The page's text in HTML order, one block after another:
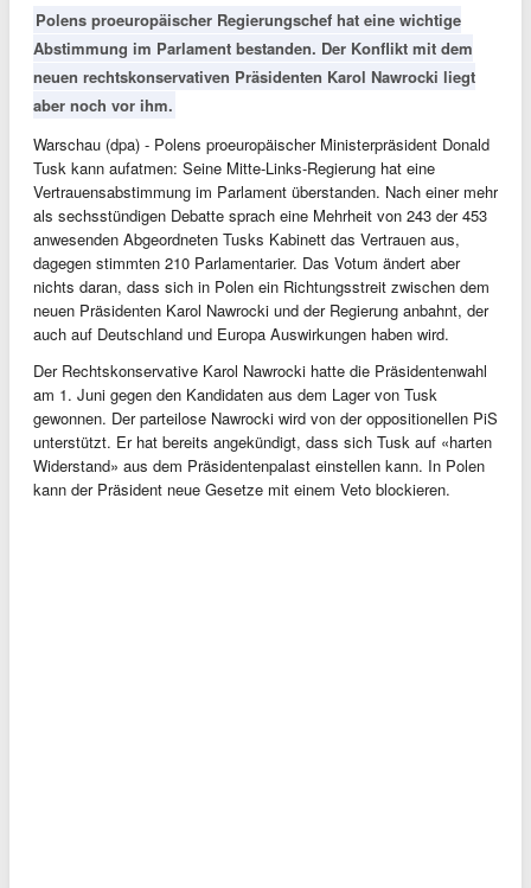
Polens proeuropäischer Regierungschef hat eine wichtige
Abstimmung im Parlament bestanden. Der Konflikt mit dem
neuen rechtskonservativen Präsidenten Karol Nawrocki liegt
aber noch vor ihm.
Warschau (dpa) - Polens proeuropäischer Ministerpräsident Donald
Tusk kann aufatmen: Seine Mitte-Links-Regierung hat eine
Vertrauensabstimmung im Parlament überstanden. Nach einer mehr
als sechsstündigen Debatte sprach eine Mehrheit von 243 der 453
anwesenden Abgeordneten Tusks Kabinett das Vertrauen aus,
dagegen stimmten 210 Parlamentarier. Das Votum ändert aber
nichts daran, dass sich in Polen ein Richtungsstreit zwischen dem
neuen Präsidenten Karol Nawrocki und der Regierung anbahnt, der
auch auf Deutschland und Europa Auswirkungen haben wird.
Der Rechtskonservative Karol Nawrocki hatte die Präsidentenwahl
am 1. Juni gegen den Kandidaten aus dem Lager von Tusk
gewonnen. Der parteilose Nawrocki wird von der oppositionellen PiS
unterstützt. Er hat bereits angekündigt, dass sich Tusk auf «harten
Widerstand» aus dem Präsidentenpalast einstellen kann. In Polen
kann der Präsident neue Gesetze mit einem Veto blockieren.